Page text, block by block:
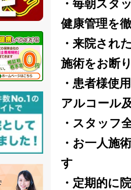
・毎朝スタ
健康管理を
・来院され
施術をお断
・患者様使
アルコール
・スタッフ
・お一人施
す
・定期的に